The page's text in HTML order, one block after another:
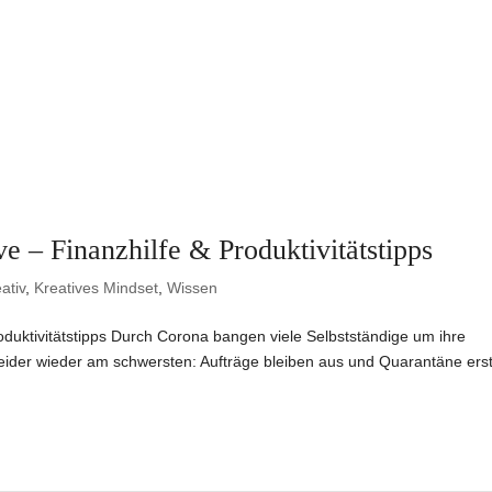
– Finanzhilfe & Produktivitätstipps
, Kreatives Mindset ,Wissen
Durch Corona bangen viele Selbstständige um ihre
wieder am schwersten: Aufträge bleiben aus und Quarantäne